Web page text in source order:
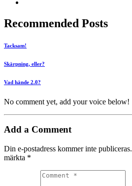
Recommended Posts
Tacksam!
Skärpning, eller?
Vad hände 2.0?
No comment yet, add your voice below!
Add a Comment
Din e-postadress kommer inte publiceras.
märkta *